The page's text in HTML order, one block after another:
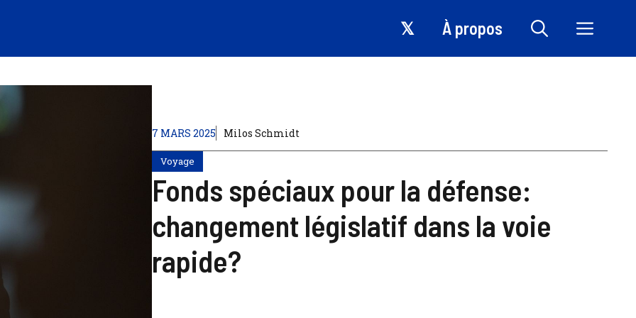
𝕏 À propos
7 MARS 2025 Milos Schmidt
Voyage
Fonds spéciaux pour la défense:
changement législatif dans la voie
rapide?